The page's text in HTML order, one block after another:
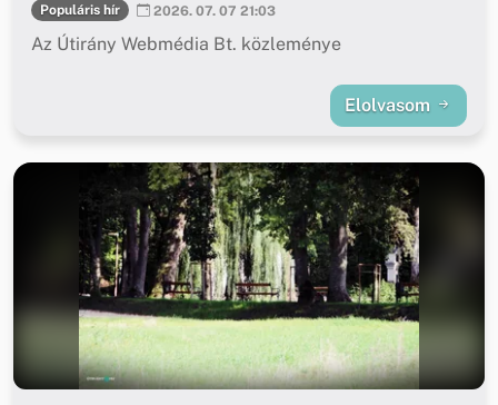
Populáris hír 2026. 07. 07 21:03
Az Útirány Webmédia Bt. közleménye
Elolvasom